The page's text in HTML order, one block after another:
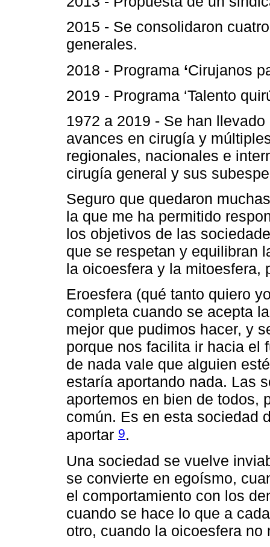
2015 - Se consolidaron
generales.
2018 - Programa ‘Cirujanos
2019 - Programa ‘Talento
1972 a 2019 - Se han
avances en cirugía y
regionales, nacionales e
cirugía general y sus
Seguro que quedaron
la que me ha permitido
los objetivos de las
que se respetan y equilibran
la oicoesfera y la mitoesfera,
Eroesfera (qué tanto quiero
completa cuando se acepta
mejor que pudimos hacer, y
porque nos facilita ir hacia el
de nada vale que alguien
estaría aportando nada. Las
aportemos en bien de todos,
común. Es en esta sociedad
aportar 9.
Una sociedad se vuelve
se convierte en egoísmo,
el comportamiento con los
cuando se hace lo que a
otro, cuando la oicoesfera